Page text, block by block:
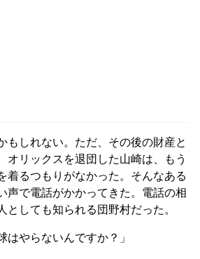
しれない。ただ、その後の財産と
オリックスを退団した山崎は、もう
着るつもりがなかった。そんなある
声で電話がかかってきた。電話の相
としても知られる団野村だった。
はやらないんですか？」